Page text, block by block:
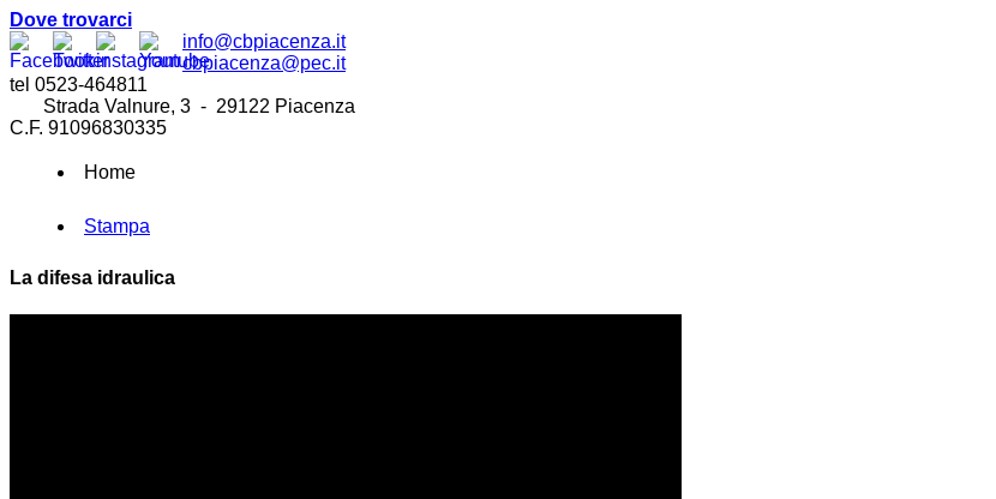
Dove trovarci
info@cbpiacenza.it
cbpiacenza@pec.it
tel 0523-464811
Strada Valnure, 3 - 29122 Piacenza
C.F. 91096830335
Home
Stampa
La difesa idraulica